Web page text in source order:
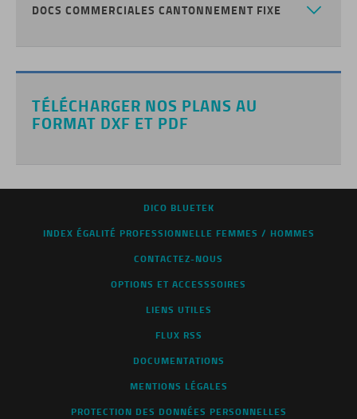
DOCS COMMERCIALES CANTONNEMENT FIXE
TÉLÉCHARGER NOS PLANS AU
FORMAT DXF ET PDF
DICO BLUETEK
INDEX ÉGALITÉ PROFESSIONNELLE FEMMES / HOMMES
CONTACTEZ-NOUS
OPTIONS ET ACCESSSOIRES
LIENS UTILES
FLUX RSS
DOCUMENTATIONS
MENTIONS LÉGALES
PROTECTION DES DONNÉES PERSONNELLES